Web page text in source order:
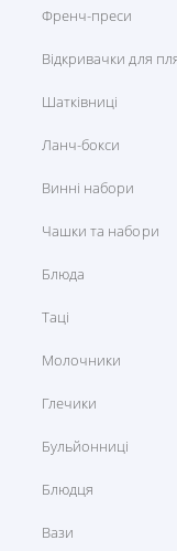
Масажні крісла
Аксесуар до фенів
Насадки для
щітки
Електричні пилки для
Аксесуари до
електростимуляторів
Насадки для
приладів
Аксесуари до
стрижки
Френч-преси
Відкривачки для
Шатківниці
Ланч-бокси
Винні набори
Чашки та набори
Блюда
Таці
Молочники
Глечики
Бульйонниці
Блюдця
Вази